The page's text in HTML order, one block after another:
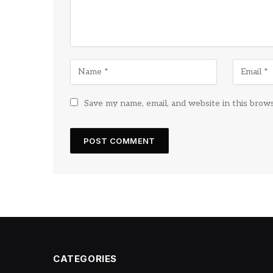
Save my name, email, and website in this
CATEGORIES